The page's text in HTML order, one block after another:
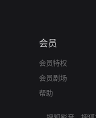
会员
会员特权
会员剧场
帮助